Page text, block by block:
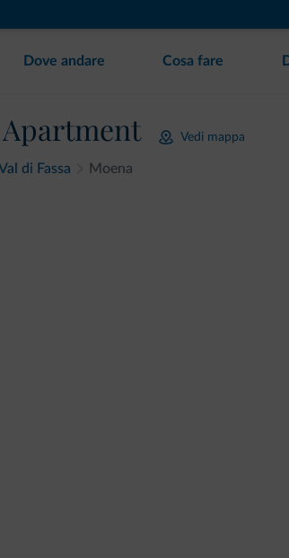
Dove andare Cosa fare
Vedi mappa
di Fassa Moena